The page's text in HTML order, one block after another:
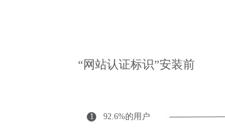
“网站认证标识”安装前
1
92.6%的用户